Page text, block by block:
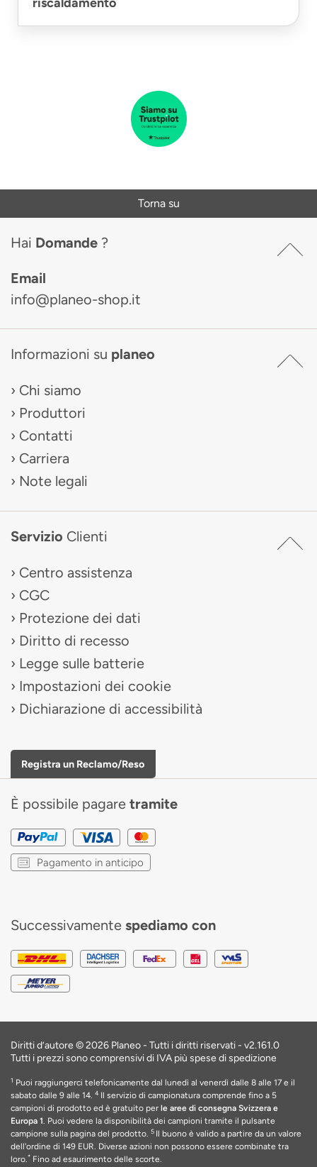
Torna su
Hai Domande ?
Email
info@planeo-shop.it
Informazioni su planeo
Chi siamo
Produttori
Contatti
Carriera
Note legali
Servizio Clienti
Centro assistenza
CGC
Protezione dei dati
Diritto di recesso
Legge sulle batterie
Impostazioni dei cookie
Dichiarazione di accessibilità
Registra un Reclamo/Reso
È possibile pagare tramite
Pagamento in anticipo
Successivamente spediamo con
Diritti d’autore © 2026 Planeo - Tutti i diritti riservati - v2.161.0
Tutti i prezzi sono comprensivi di IVA più spese di spedizione
1 Puoi raggiungerci telefonicamente dal lunedì al venerdì dalle 8 alle 17 e il
sabato dalle 9 alle 14. 4 Il servizio di campionatura comprende fino a 5
campioni di prodotto ed è gratuito per le aree di consegna Svizzera e
Europa 1. Puoi vedere la disponibilità dei campioni tramite il pulsante
campione sulla pagina del prodotto. 5 Il buono è valido a partire da un valore
dell'ordine di 149 EUR. Diverse azioni non possono essere combinate tra
loro.* Fino ad esaurimento delle scorte.